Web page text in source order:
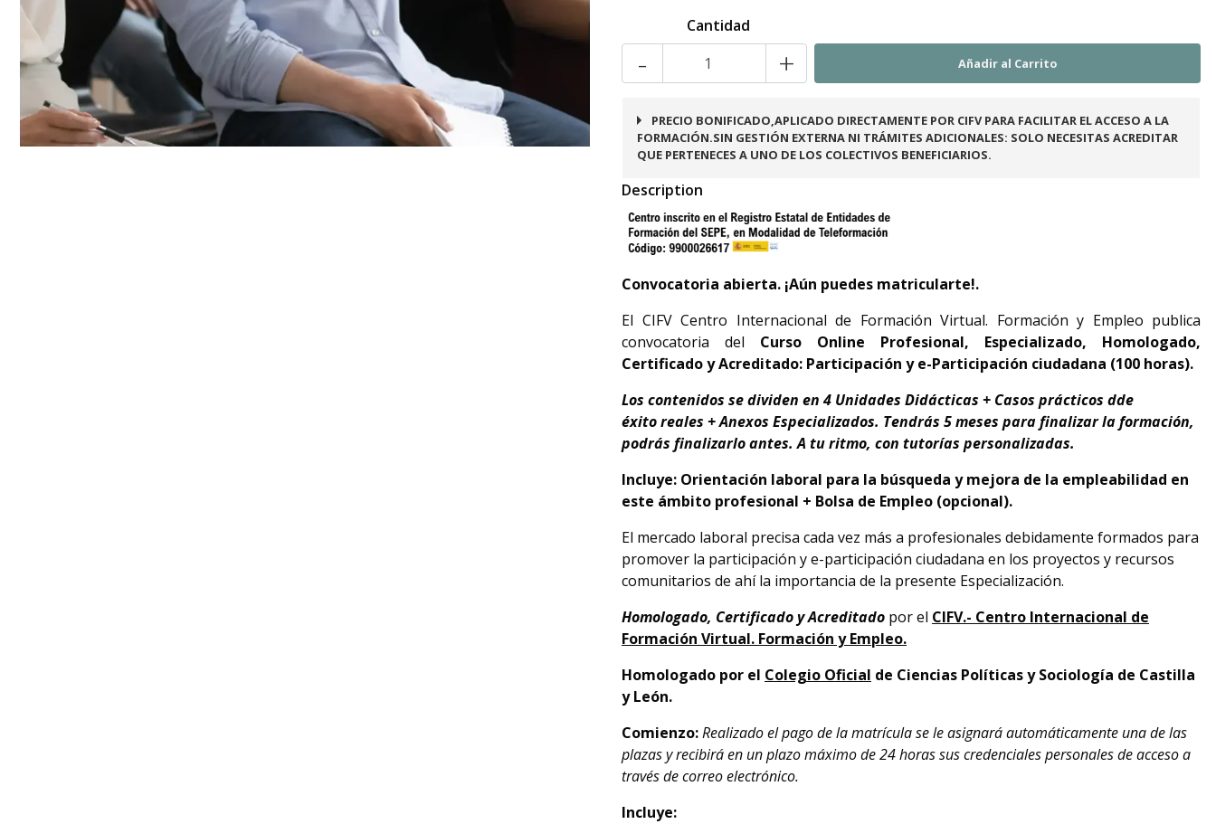
Cantidad
- +
PRECIO BONIFICADO,APLICADO DIRECTAMENTE POR CIFV PARA FACILITAR EL ACCESO A LA
FORMACIÓN.SIN GESTIÓN EXTERNA NI TRÁMITES ADICIONALES: SOLO NECESITAS ACREDITAR
QUE PERTENECES A UNO DE LOS COLECTIVOS BENEFICIARIOS.
Description
Convocatoria abierta. ¡Aún puedes matricularte!.
El CIFV Centro Internacional de Formación Virtual. Formación y Empleo publica
convocatoria del Curso Online Profesional, Especializado, Homologado,
Certificado y Acreditado: Participación y e-Participación ciudadana (100 horas).
Los contenidos se dividen en 4 Unidades Didácticas + Casos prácticos dde
éxito reales + Anexos Especializados. Tendrás 5 meses para finalizar la formación,
podrás finalizarlo antes.A tu ritmo, con tutorías personalizadas.
Incluye: Orientación laboral para la búsqueda y mejora de la empleabilidad en
este ámbito profesional + Bolsa de Empleo (opcional).
El mercado laboral precisa cada vez más a profesionales debidamente formados para
promover la participación y e-participación ciudadana en los proyectos y recursos
comunitarios de ahí la importancia de la presente Especialización.
Homologado, Certificado y Acreditado por el CIFV.- Centro Internacional de
Formación Virtual. Formación y Empleo.
Homologado por el Colegio Oficial de Ciencias Políticas y Sociología de Castilla
y León.
Comienzo:Realizado el pago de la matrícula se le asignará automáticamente una de las
plazas y recibirá en un plazo máximo de 24 horas sus credenciales personales de acceso a
través de correo electrónico.
Incluye: